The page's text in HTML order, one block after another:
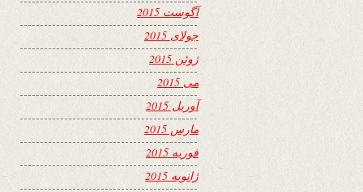
آگوست 2015
جولای 2015
ژوئن 2015
می 2015
آوریل 2015
مارس 2015
فوریه 2015
ژانویه 2015